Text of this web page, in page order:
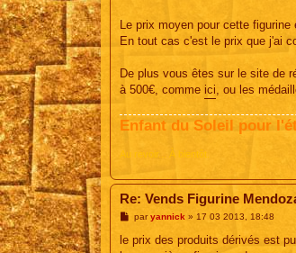
Le prix moyen pour cette figurine
En tout cas c'est le prix que j'ai
De plus vous êtes sur le site de
à 500€, comme ici , ou les
Enfant du Soleil pour
Au revoir... À bientôt.
Re: Vends Figurine
M
s
s
paryannick» 17 03 2013, 18:48
le prix des produits dérivés est